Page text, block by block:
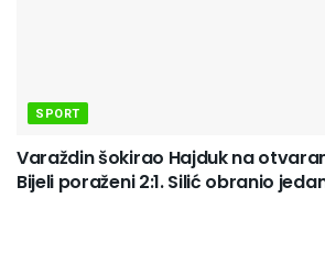
SPORT
Varaždin šokirao Hajduk na
Bijeli poraženi 2:1. Silić obranio